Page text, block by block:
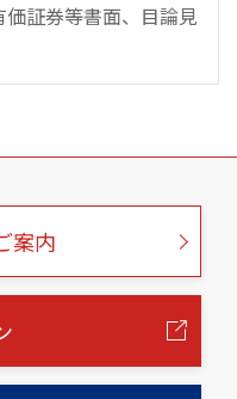
証券等書面、目論見
案内